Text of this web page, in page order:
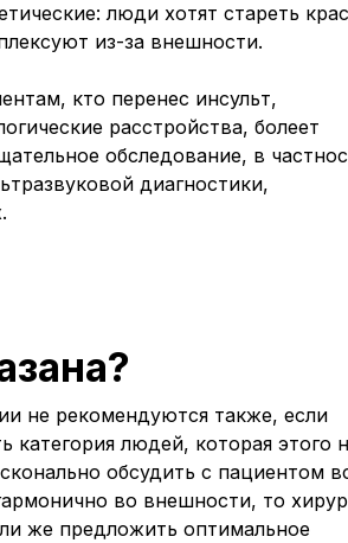
люди хотят стареть
из-за внешности.
кто перенес инсульт,
расстройства, болеет
обследование, в
диагностики,
не рекомендуются также, если
категория людей, которая этого
обсудить с пациентом
во внешности, то
же предложить оптимальное